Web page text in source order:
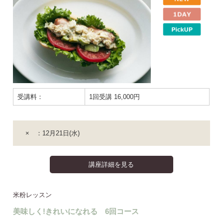
受講料： 1回受講 16,000円
× ：12月21日(水)
講座詳細を見る
米粉レッスン
美味しく!きれいになれる 6回コース